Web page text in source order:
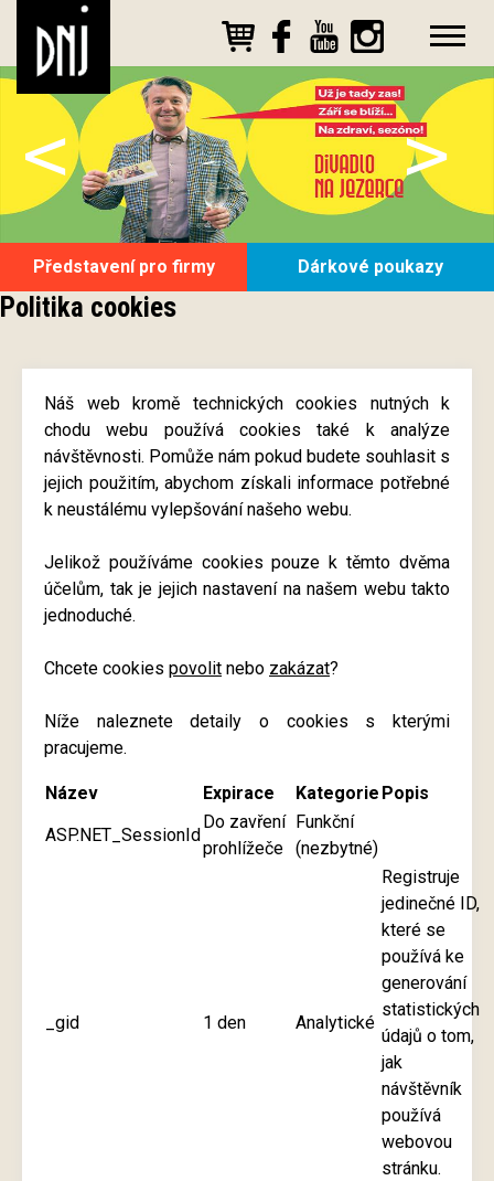
< >
Představení pro firmy Dárkové poukazy
Politika cookies
Náš web kromě technických cookies nutných k
chodu webu používá cookies také k analýze
návštěvnosti. Pomůže nám pokud budete souhlasit s
jejich použitím, abychom získali informace potřebné
k neustálému vylepšování našeho webu.
Jelikož používáme cookies pouze k těmto dvěma
účelům, tak je jejich nastavení na našem webu takto
jednoduché.
Chcete cookies povolit nebo zakázat?
Níže naleznete detaily o cookies s kterými
pracujeme.
Název Expirace Kategorie Popis
ASP.NET_SessionId
Do zavření
prohlížeče
Funkční
(nezbytné)
_gid 1 den Analytické
Registruje
jedinečné ID,
které se
používá ke
generování
statistických
údajů o tom,
jak
návštěvník
používá
webovou
stránku.